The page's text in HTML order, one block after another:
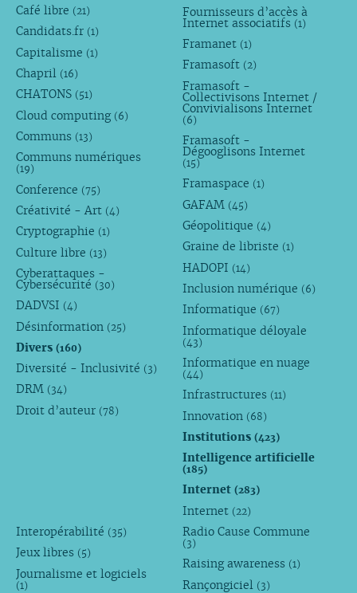
Café libre (21)
Candidats.fr (1)
Capitalisme (1)
Chapril (16)
CHATONS (51)
Cloud computing (6)
Communs (13)
Communs numériques
(19)
Conference (75)
Créativité - Art (4)
Cryptographie (1)
Culture libre (13)
Cyberattaques -
Cybersécurité (30)
DADVSI (4)
Désinformation (25)
Divers (160)
Diversité - Inclusivité (3)
DRM (34)
Droit d’auteur (78)
Fournisseurs d’accès à
Internet associatifs (1)
Framanet (1)
Framasoft (2)
Framasoft -
Collectivisons Internet /
Convivialisons Internet
(6)
Framasoft -
Dégooglisons Internet
(15)
Framaspace (1)
GAFAM (45)
Géopolitique (4)
Graine de libriste (1)
HADOPI (14)
Inclusion numérique (6)
Informatique (67)
Informatique déloyale
(43)
Informatique en nuage
(44)
Infrastructures (11)
Innovation (68)
Institutions(423)
Intelligence artificielle
(185)
Internet(283)
Internet (22)
Interopérabilité (35)
Jeux libres (5)
Journalisme et logiciels
(1)
Radio Cause Commune
(3)
Raising awareness (1)
Rançongiciel (3)